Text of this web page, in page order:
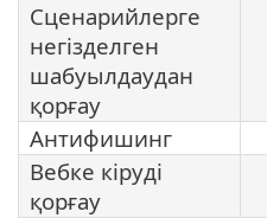
Сценарийлерге
негізделген
шабуылдаудан
қорғау
Антифишинг
Вебке кіруді
қорғау